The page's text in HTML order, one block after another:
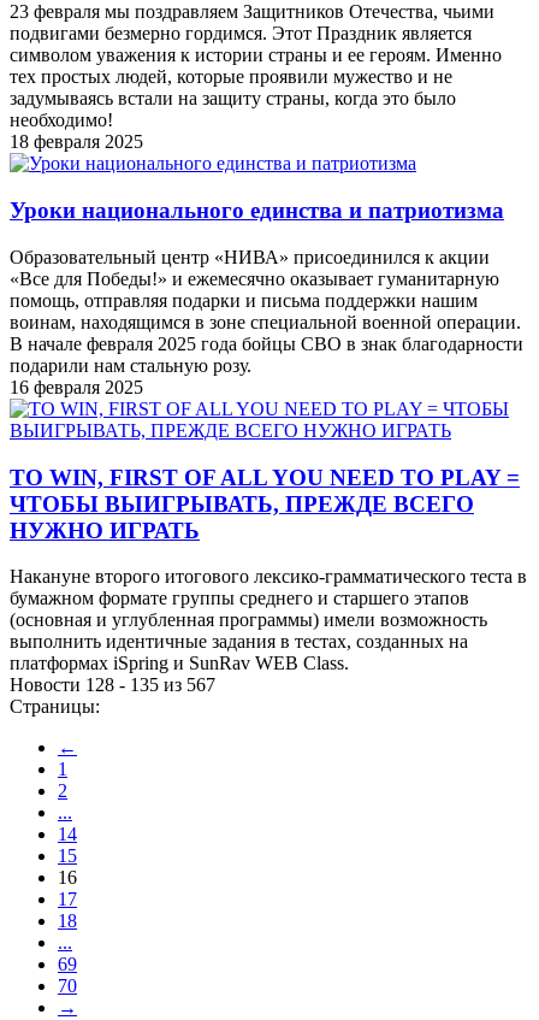
23 февраля мы поздравляем Защитников Отечества, чьими
подвигами безмерно гордимся. Этот Праздник является
символом уважения к истории страны и ее героям. Именно
тех простых людей, которые проявили мужество и не
задумываясь встали на защиту страны, когда это было
необходимо!
18 февраля 2025
Уроки национального единства и патриотизма
Образовательный центр «НИВА» присоединился к акции
«Все для Победы!» и ежемесячно оказывает гуманитарную
помощь, отправляя подарки и письма поддержки нашим
воинам, находящимся в зоне специальной военной операции.
В начале февраля 2025 года бойцы СВО в знак благодарности
подарили нам стальную розу.
16 февраля 2025
TO WIN, FIRST OF ALL YOU NEED TO PLAY =
ЧТОБЫ ВЫИГРЫВАТЬ, ПРЕЖДЕ ВСЕГО
НУЖНО ИГРАТЬ
Накануне второго итогового лексико-грамматического теста в
бумажном формате группы среднего и старшего этапов
(основная и углубленная программы) имели возможность
выполнить идентичные задания в тестах, созданных на
платформах iSpring и SunRav WEB Class.
Новости 128 - 135 из 567
Страницы:
←
1
2
...
14
15
16
17
18
...
69
70
→